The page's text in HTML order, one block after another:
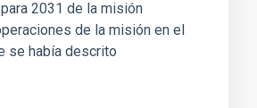
2031 de la misión
de la misión en el
se había descrito